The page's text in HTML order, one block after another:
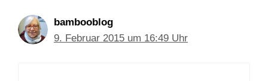
bambooblog
9. Februar 2015 um 16:49 Uhr